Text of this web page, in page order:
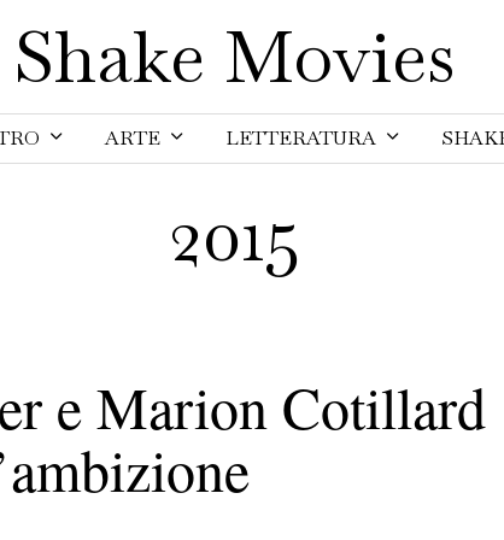
Shake Movies
ARTE LETTERATURA
2015
e Marion Cotillard